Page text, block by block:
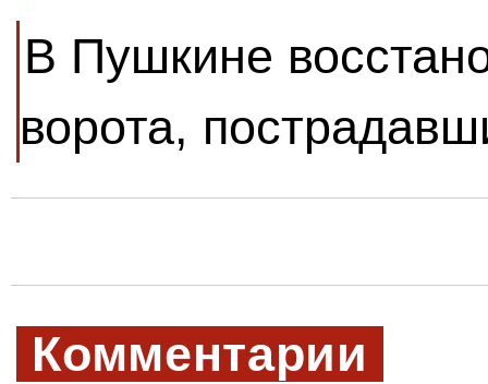
В Пушкине
ворота,
Комментарии